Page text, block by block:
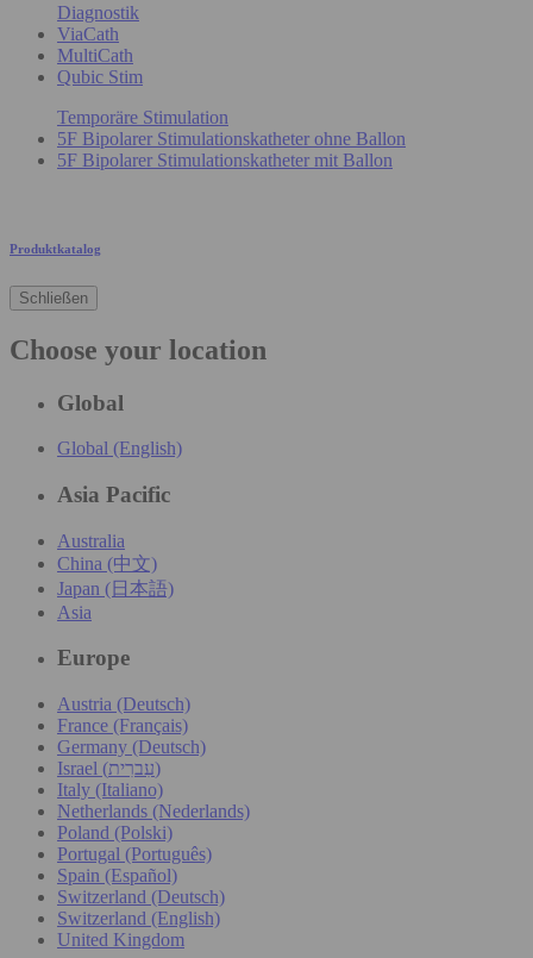
Diagnostik
ViaCath
MultiCath
Qubic Stim
Temporäre Stimulation
5F Bipolarer Stimulationskatheter ohne Ballon
5F Bipolarer Stimulationskatheter mit Ballon
Produktkatalog
Schließen
Choose your location
Global
Global (English)
Asia Pacific
Australia
China (中文)
Japan (日本語)
Asia
Europe
Austria (Deutsch)
France (Français)
Germany (Deutsch)
Israel (עִברִית)
Italy (Italiano)
Netherlands (Nederlands)
Poland (Polski)
Portugal (Português)
Spain (Español)
Switzerland (Deutsch)
Switzerland (English)
United Kingdom